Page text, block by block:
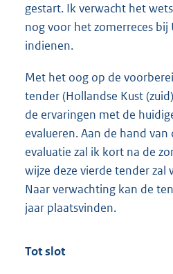
gestart. Ik verwacht het
nog voor het zomerreces
indienen.
Met het oog op de
tender (Hollandse Kust
de ervaringen met de
evalueren. Aan de hand
evaluatie zal ik kort na de
wijze deze vierde tender zal
Naar verwachting kan de
jaar plaatsvinden.
Tot slot